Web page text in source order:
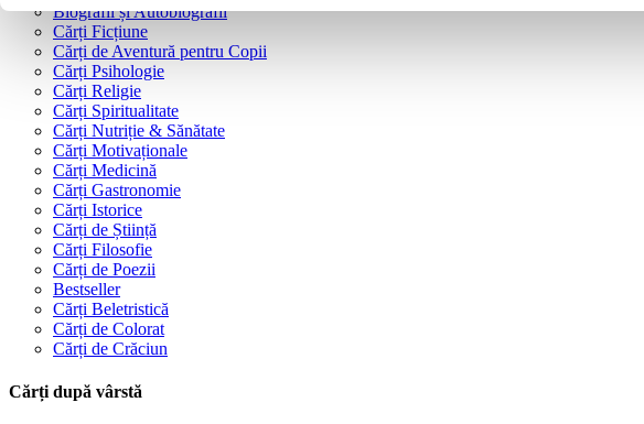
Biografii și Autobiografii
Cărți Ficțiune
Cărți de Aventură pentru Copii
Cărți Psihologie
Cărți Religie
Cărți Spiritualitate
Cărți Nutriție & Sănătate
Cărți Motivaționale
Cărți Medicină
Cărți Gastronomie
Cărți Istorice
Cărți de Știință
Cărți Filosofie
Cărți de Poezii
Bestseller
Cărți Beletristică
Cărți de Colorat
Cărți de Crăciun
Cărți după vârstă